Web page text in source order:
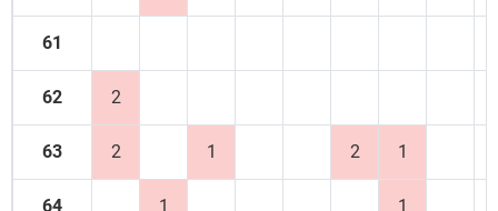
61
62 2
63 2 1 2 1
64 1 1